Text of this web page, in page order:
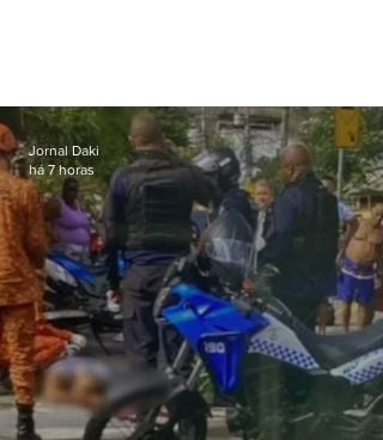
Jornal Daki
há 7 horas